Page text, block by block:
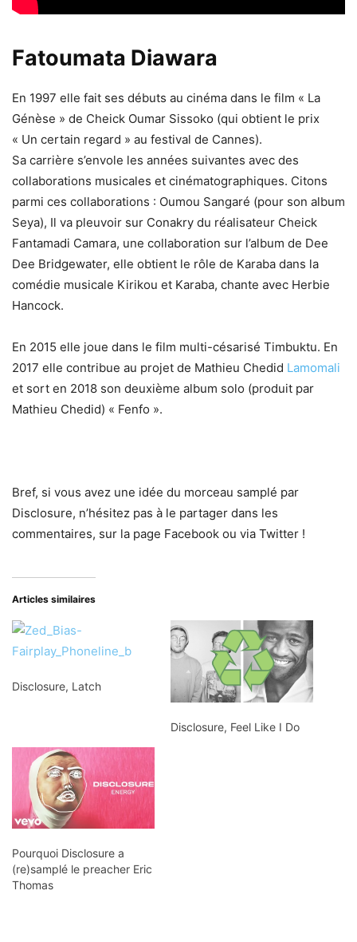
Fatoumata Diawara
En 1997 elle fait ses débuts au cinéma dans le film « La
Génèse » de Cheick Oumar Sissoko (qui obtient le prix
« Un certain regard » au festival de Cannes).
Sa carrière s’envole les années suivantes avec des
collaborations musicales et cinématographiques. Citons
parmi ces collaborations : Oumou Sangaré (pour son album
Seya), Il va pleuvoir sur Conakry du réalisateur Cheick
Fantamadi Camara, une collaboration sur l’album de Dee
Dee Bridgewater, elle obtient le rôle de Karaba dans la
comédie musicale Kirikou et Karaba, chante avec Herbie
Hancock.
En 2015 elle joue dans le film multi-césarisé Timbuktu. En
2017 elle contribue au projet de Mathieu Chedid Lamomali
et sort en 2018 son deuxième album solo (produit par
Mathieu Chedid) « Fenfo ».
Bref, si vous avez une idée du morceau samplé par
Disclosure, n’hésitez pas à le partager dans les
commentaires, sur la page Facebook ou via Twitter !
Articles similaires
Disclosure, Latch
Disclosure, Feel Like I Do
Pourquoi Disclosure a
(re)samplé le preacher Eric
Thomas